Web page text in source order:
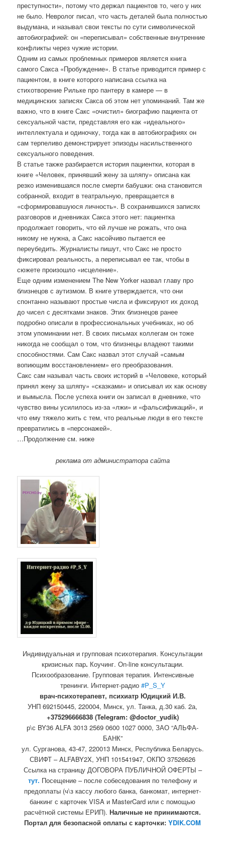
преступности», потому что держал пациентов то, чего у них
не было. Невролог писал, что часть деталей была полностью
выдумана, и называл свои тексты по сути символической
автобиографией: он «переписывал» собственные внутренние
конфликты через чужие истории.
Одним из самых проблемных примеров является книга
самого Сакса «Пробуждение». В статье приводится пример с
пациентом, в книге которого написана ссылка на
стихотворение Рильке про пантеру в камере — в
медицинских записях Сакса об этом нет упоминаний. Там же
важно, что в книге Сакс «очистил» биографию пациента от
сексуальной части, представляя его как «идеального»
интеллектуала и одиночку, тогда как в автобиографиях он
сам терпеливо демонстрирует эпизоды насильственного
сексуального поведения.
В статье также разбирается история пациентки, которая в
книге «Человек, принявший жену за шляпу» описана как
резко изменившаяся после смерти бабушки: она становится
собранной, входит в театральную, превращается в
«сформировавшуюся личность». В сохранившихся записях
разговоров и дневниках Сакса этого нет: пациентка
продолжает говорить, что ей лучше не рожать, что она
никому не нужна, а Сакс насойчиво пытается ее
переубедить. Журналисты пишут, что Сакс не просто
фиксировал реальность, а переписывал ее так, чтобы в
сюжете произошло «исцеление».
Еще одним изменением The New Yorker назвал главу про
близнецов с аутизмом. В книге утверждается, что они
спонтанно называют простые числа и фиксируют их доход
до чисел с десятками знаков. Этих близнецов ранее
подробно описали в профессиональных учебниках, но об
этом упоминании нет. В своих письмах коллегам он тоже
никогда не сообщал о том, что близнецы владеют такими
способностями. Сам Сакс назвал этот случай «самым
вопиющим восстановлением» его преобразования.
Сакс сам называл часть своих историй в «Человеке, который
принял жену за шляпу» «сказками» и описывал их как основу
и вымысла. После успеха книги он записал в дневнике, что
чувство вины усилилось из-за «лжи» и «фальсификаций», и
что ему тяжело жить с тем, что реальные люди в его тексте
превратились в «персонажей».
…Продолжение см. ниже
реклама от администратора сайта
Индивидуальная и групповая психотерапия. Консультации
кризисных пар. Коучинг. On-line консультации.
Психообразование. Групповая терапия. Интенсивные
тренинги. Интернет-радио #P_S_Y
врач-психотерапевт, психиатр Юдицкий И.В.
УНП 692150445, 220004, Минск, ул. Танка, д.30 каб. 2а,
+375296666838 (Telegram: @doctor_yudik)
р\с BY36 ALFA 3013 2569 0600 1027 0000, ЗАО “АЛЬФА-
БАНК”
ул. Сурганова, 43-47, 220013 Минск, Республика Беларусь.
СВИФТ – ALFABY2X, УНП 101541947, ОКПО 37526626
Ссылка на страницу ДОГОВОРА ПУБЛИЧНОЙ ОФЕРТЫ –
тут. Посещение – после собеседования по телефону и
предоплаты (ч\з кассу любого банка, банкомат, интернет-
банкинг с карточек VISA и MasterCard или с помощью
расчётной системы ЕРИП). Наличные не принимаются.
Портал для безопасной оплаты с карточки: YDIK.COM